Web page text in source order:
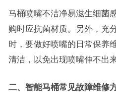
马桶喷嘴不洁净易滋生细菌
购时应抗菌材质。另外，充
时，要做好喷嘴的日常保养
清洁，以免出现喷嘴伸不出
二、智能马桶常见故障维修